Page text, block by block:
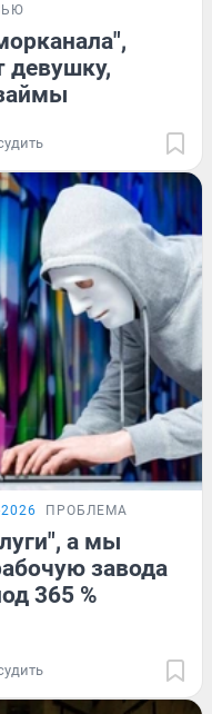
девушку,
ПРОБЛЕМА
а мы
завода
365 %